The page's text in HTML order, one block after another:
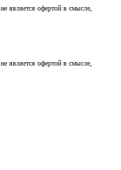
является офертой в смысле,
является офертой в смысле,